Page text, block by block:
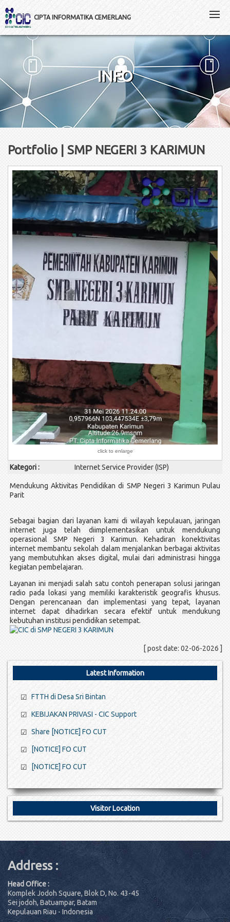
CIPTA INFORMATIKA CEMERLANG
INFO
Portfolio | SMP NEGERI 3 KARIMUN
click to enlarge
Kategori : Internet Service Provider (ISP)
Mendukung Aktivitas Pendidikan di SMP Negeri 3 Karimun Pulau
Parit
Sebagai bagian dari layanan kami di wilayah kepulauan, jaringan
internet juga telah diimplementasikan untuk mendukung
operasional SMP Negeri 3 Karimun. Kehadiran konektivitas
internet membantu sekolah dalam menjalankan berbagai aktivitas
yang membutuhkan akses digital, mulai dari administrasi hingga
kegiatan pembelajaran.
Layanan ini menjadi salah satu contoh penerapan solusi jaringan
radio pada lokasi yang memiliki karakteristik geografis khusus.
Dengan perencanaan dan implementasi yang tepat, layanan
internet dapat dihadirkan secara efektif untuk mendukung
kebutuhan institusi pendidikan setempat.
[ post date: 02-06-2026 ]
Latest Information
☑ FTTH di Desa Sri Bintan
☑ KEBIJAKAN PRIVASI - CIC Support
☑ Share [NOTICE] FO CUT
☑ [NOTICE] FO CUT
☑ [NOTICE] FO CUT
Visitor Location
Address :
Head Office :
Komplek Jodoh Square, Blok D, No. 43-45
Sei jodoh, Batuampar, Batam
Kepulauan Riau - Indonesia